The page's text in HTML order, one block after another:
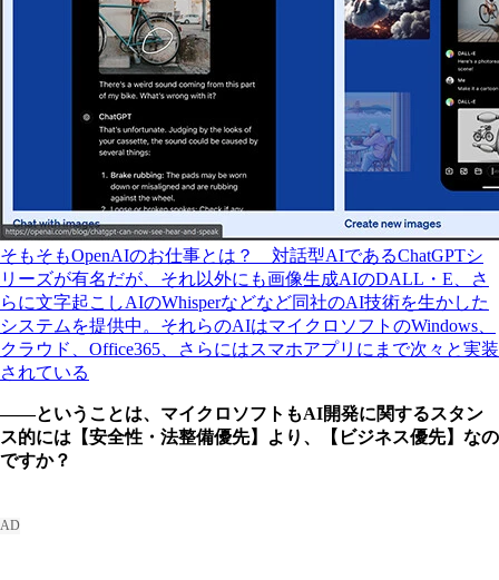
そもそもOpenAIのお仕事とは？ 対話型AIであるChatGPTシ
リーズが有名だが、それ以外にも画像生成AIのDALL・E、さ
らに文字起こしAIのWhisperなどなど同社のAI技術を生かした
システムを提供中。それらのAIはマイクロソフトのWindows、
クラウド、Office365、さらにはスマホアプリにまで次々と実装
されている
――ということは、マイクロソフトもAI開発に関するスタン
ス的には【安全性・法整備優先】より、【ビジネス優先】なの
ですか？